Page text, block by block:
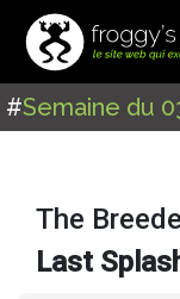
#Semaine du
The
Last